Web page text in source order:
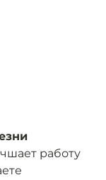
работу